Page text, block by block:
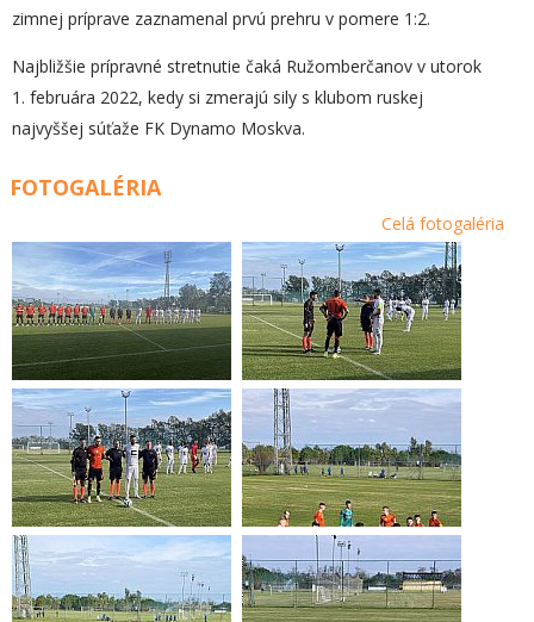
zimnej príprave zaznamenal prvú prehru v pomere 1:2.
Najbližšie prípravné stretnutie čaká Ružomberčanov v utorok
1. februára 2022, kedy si zmerajú sily s klubom ruskej
najvyššej súťaže FK Dynamo Moskva.
FOTOGALÉRIA
Celá fotogaléria